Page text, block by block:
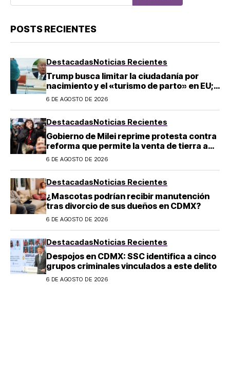
POSTS RECIENTES
DestacadasNoticias Recientes
Trump busca limitar la ciudadanía por
nacimiento y el «turismo de parto» en EU;
¿a quién afecta?
6 DE AGOSTO DE 2026
DestacadasNoticias Recientes
Gobierno de Milei reprime protesta contra
reforma que permite la venta de tierra a
extranjeros en Argentina
6 DE AGOSTO DE 2026
DestacadasNoticias Recientes
¿Mascotas podrían recibir manutención
tras divorcio de sus dueños en CDMX?
6 DE AGOSTO DE 2026
DestacadasNoticias Recientes
Despojos en CDMX: SSC identifica a cinco
grupos criminales vinculados a este delito
6 DE AGOSTO DE 2026